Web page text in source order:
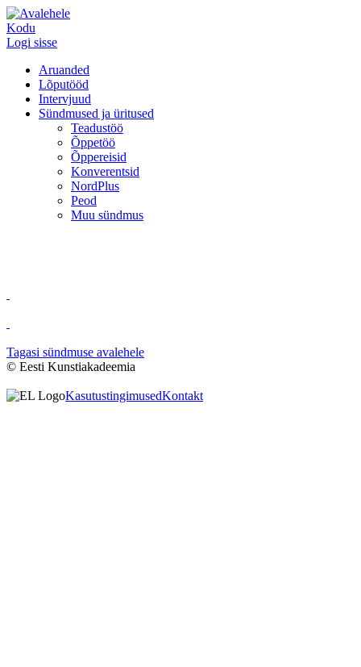
Kodu
Logi sisse
Aruanded
Lõputööd
Intervjuud
Sündmused ja üritused
Teadustöö
Õppetöö
Õppereisid
Konverentsid
NordPlus
Peod
Muu sündmus
Tagasi sündmuse avalehele
© Eesti Kunstiakadeemia
KasutustingimusedKontakt